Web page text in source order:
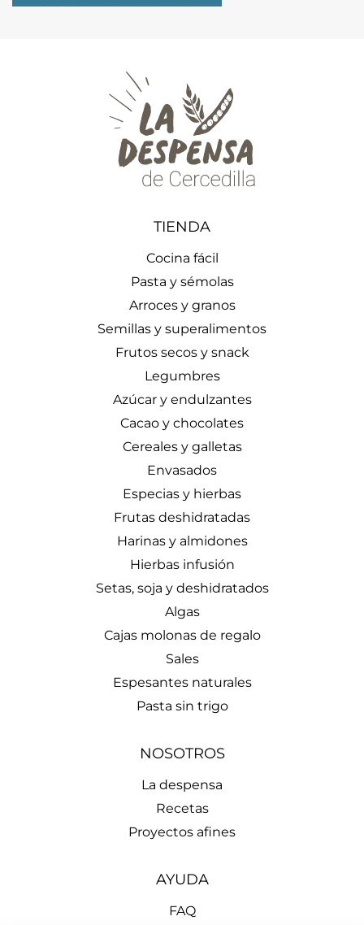
TIENDA
Cocina fácil
Pasta y sémolas
Arroces y granos
Semillas y superalimentos
Frutos secos y snack
Legumbres
Azúcar y endulzantes
Cacao y chocolates
Cereales y galletas
Envasados
Especias y hierbas
Frutas deshidratadas
Harinas y almidones
Hierbas infusión
Setas, soja y deshidratados
Algas
Cajas molonas de regalo
Sales
Espesantes naturales
Pasta sin trigo
NOSOTROS
La despensa
Recetas
Proyectos afines
AYUDA
FAQ